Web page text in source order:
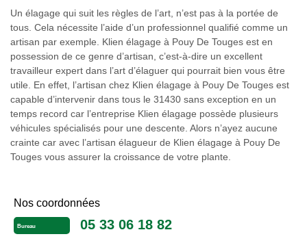
Un élagage qui suit les règles de l’art, n’est pas à la portée de
tous. Cela nécessite l’aide d’un professionnel qualifié comme un
artisan par exemple. Klien élagage à Pouy De Touges est en
possession de ce genre d’artisan, c’est-à-dire un excellent
travailleur expert dans l’art d’élaguer qui pourrait bien vous être
utile. En effet, l’artisan chez Klien élagage à Pouy De Touges est
capable d’intervenir dans tous le 31430 sans exception en un
temps record car l’entreprise Klien élagage possède plusieurs
véhicules spécialisés pour une descente. Alors n’ayez aucune
crainte car avec l’artisan élagueur de Klien élagage à Pouy De
Touges vous assurer la croissance de votre plante.
Nos coordonnées
Bureau 05 33 06 18 82